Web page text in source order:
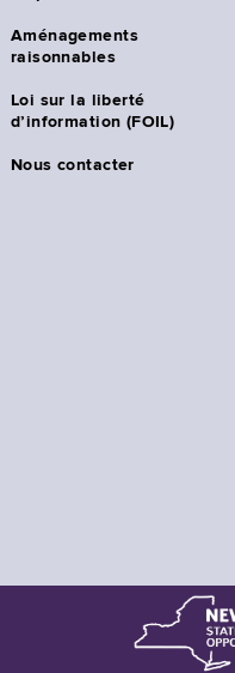
Aménagements
raisonnables
Loi sur la liberté
d’information (FOIL)
Nous contacter